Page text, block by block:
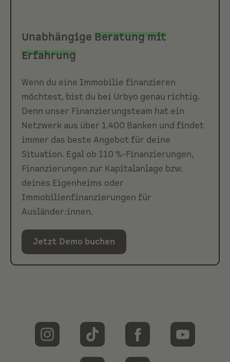
Unabhängige Beratung mit
Erfahrung
Wenn du eine Immobilie finanzieren
möchtest, bist du bei Urbyo genau richtig.
Denn unser Finanzierungsteam hat ein
Netzwerk aus über 1.400 Banken und findet
immer das beste Angebot für deine
Situation. Egal ob 110 %-Finanzierungen,
Finanzierungen zur Kapitalanlage bzw.
deines Eigenheims oder
Immobilienfinanzierungen für
Ausländer:innen.
Jetzt Demo buchen